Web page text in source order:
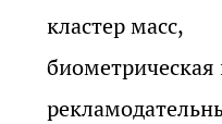
кластер масс,
биометрическая